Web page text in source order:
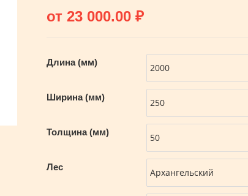
от23 000.00₽
Длина (мм)
Ширина (мм)
Толщина (мм)
Лес